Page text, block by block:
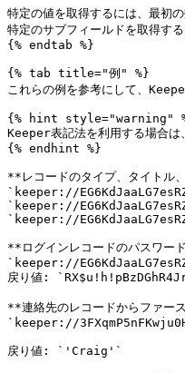
特定の値を取得するには、
特定のサブフィールドを取得
{% endtab %}
{% tab title="例" %}
これらの例を参考にして、
{% hint style="warning"
Keeper表記法を利用する場合は
{% endhint %}
**レコードのタイプ、タイトル
`keeper://
`keeper://
`keeper://
**ログインレコードのパスワー
`keeper://
戻り値:
**連絡先のレコードからファー
`keeper://
戻り値: `'Craig'`